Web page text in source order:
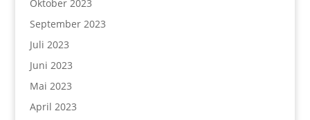
Oktober 2023
September 2023
Juli 2023
Juni 2023
Mai 2023
April 2023